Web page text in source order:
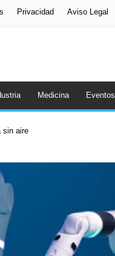
Privacidad Aviso Legal
Medicina Eventos
sin aire